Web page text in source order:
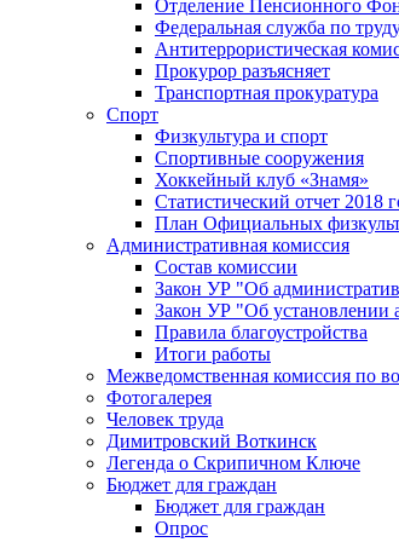
Отделение Пенсионного
Федеральная служба по
Антитеррористическая
Прокурор разъясняет
Транспортная прокуратура
Спорт
Физкультура и спорт
Спортивные сооружения
Хоккейный клуб «Знамя»
Статистический отчет 2018
План Официальных
Административная комиссия
Состав комиссии
Закон УР "Об
Закон УР "Об установлении
Правила благоустройства
Итоги работы
Межведомственная комиссия по
Фотогалерея
Человек труда
Димитровский Воткинск
Легенда о Скрипичном Ключе
Бюджет для граждан
Бюджет для граждан
Опрос